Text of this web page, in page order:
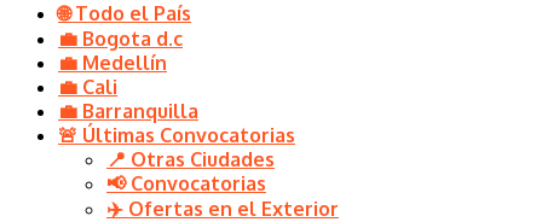
🌐 Todo el País
💼 Bogota d.c
💼 Medellín
💼 Cali
💼 Barranquilla
🚨 Últimas Convocatorias
📍 Otras Ciudades
📢 Convocatorias
✈️ Ofertas en el Exterior